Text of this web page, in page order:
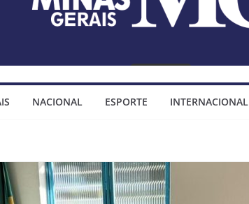
Plano Diretor e do
Municipal
tese sobre
assina
para construção
NACIONAL ESPORTE INTERNACIONAL